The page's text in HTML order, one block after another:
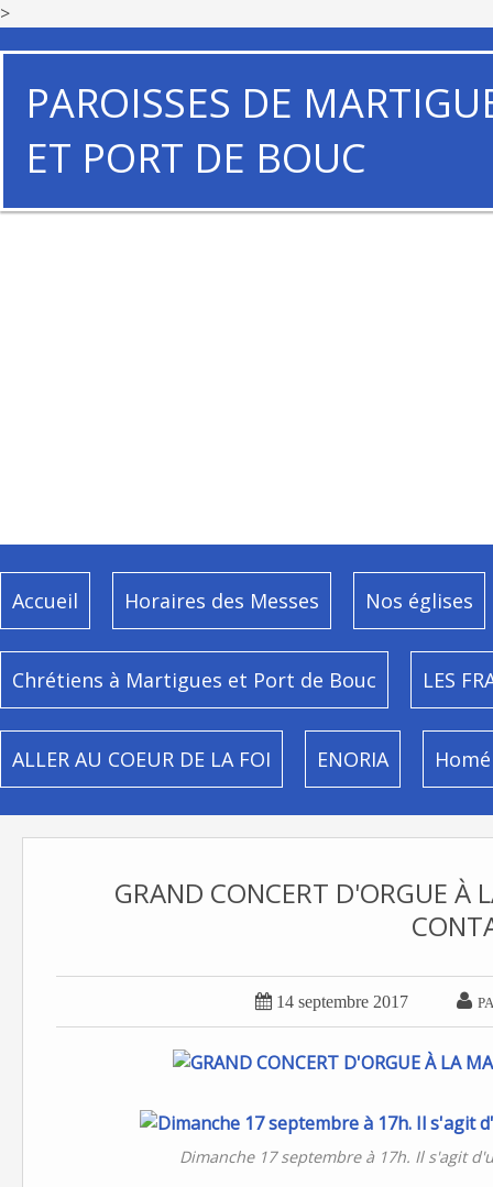
>
PAROISSES DE
ET PORT DE BOUC
Accueil Horaires des Messes Nos églises
Chrétiens à Martigues et Port de Bouc LES
ALLER AU COEUR DE LA FOI ENORIA
GRAND CONCERT D'ORGUE À
 14 septembre 2017 
Dimanche 17 septembre à 17h. Il s'agit